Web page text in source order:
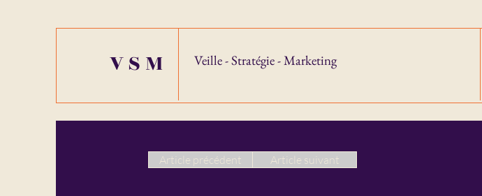
VSM Veille - Stratégie - Marketing
Article précédent Article suivant